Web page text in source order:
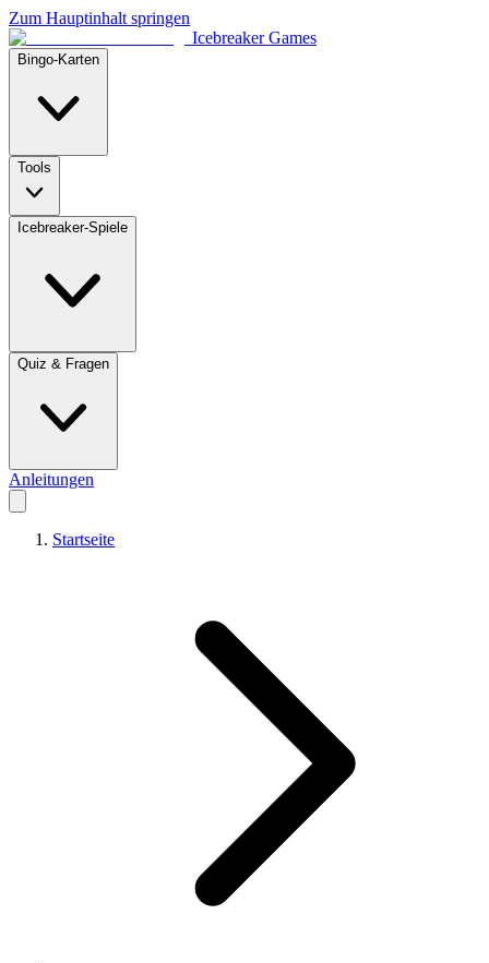
Zum Hauptinhalt springen
Icebreaker Games
Bingo-Karten
Tools
Icebreaker-Spiele
Quiz & Fragen
Anleitungen
Startseite